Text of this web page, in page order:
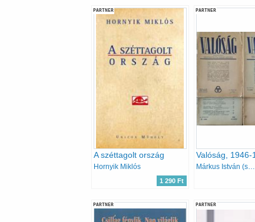
PARTNER
A széttagolt ország
Hornyik Miklós
1 290 Ft
PARTNER
Márkus István (szerk.), Lukácsy Sándor (szerk.)
PARTNER PARTNER